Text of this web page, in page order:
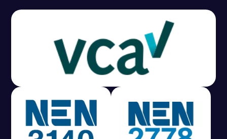
M
Gratis offerte in 24 uur
Geen lekkage? Geen betaling.
Vast tarief van € 395,- exc btw.
Rapport binnen 3 werkdagen.